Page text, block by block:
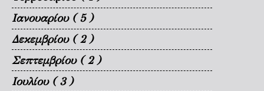
Ιανουαρίου ( 5 )
Δεκεμβρίου ( 2 )
Σεπτεμβρίου ( 2 )
Ιουλίου ( 3 )